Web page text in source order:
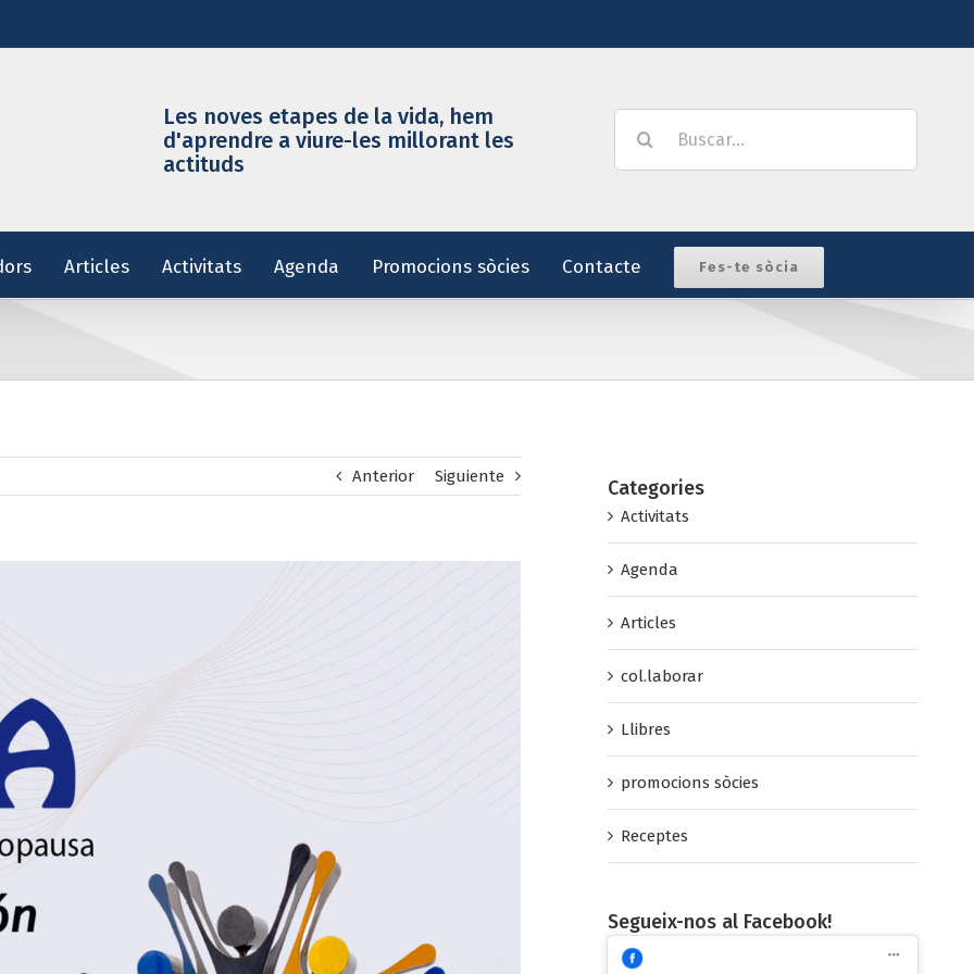
Les noves etapes de la vida, hem
d'aprendre a viure-les millorant les
actituds
Articles Activitats Agenda Promocions sòcies Contacte Fes-te sòcia
Anterior Siguiente Categories
Activitats
Agenda
Articles
col.laborar
Llibres
promocions sòcies
Receptes
Segueix-nos al Facebook!